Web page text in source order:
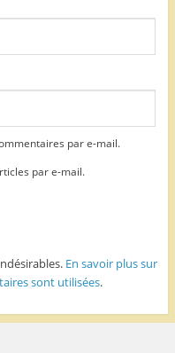
par e-mail.
par e-mail.
En savoir plus sur
sont utilisées.